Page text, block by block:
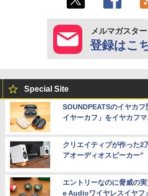
メルマガスター
登録はこ
Special Site
SOUNDPEATSのイヤカ
イヤーカフ」をイヤカフ
クリエイティブが作った2
アオーディオスピーカー”
エントリーなのに脅威の
e Audioワイヤレスイヤフ